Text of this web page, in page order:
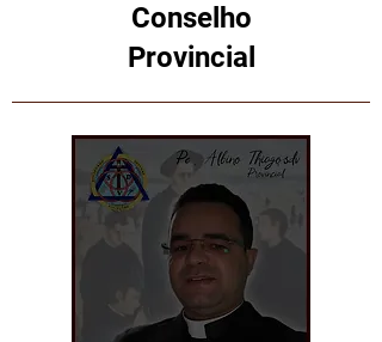
Conselho
Provincial